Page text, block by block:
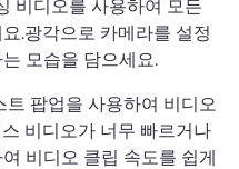
비디오를 사용하여 모든
.광각으로 카메라를 설정
모습을 담으세요.
트 팝업을 사용하여 비디오
비디오가 너무 빠르거나
비디오 클립 속도를 쉽게